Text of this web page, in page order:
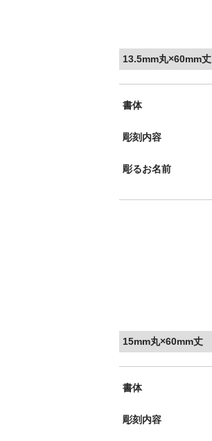
13.5mm丸×60mm丈
書体
彫刻内容
彫るお名前
15mm丸×60mm丈
書体
彫刻内容